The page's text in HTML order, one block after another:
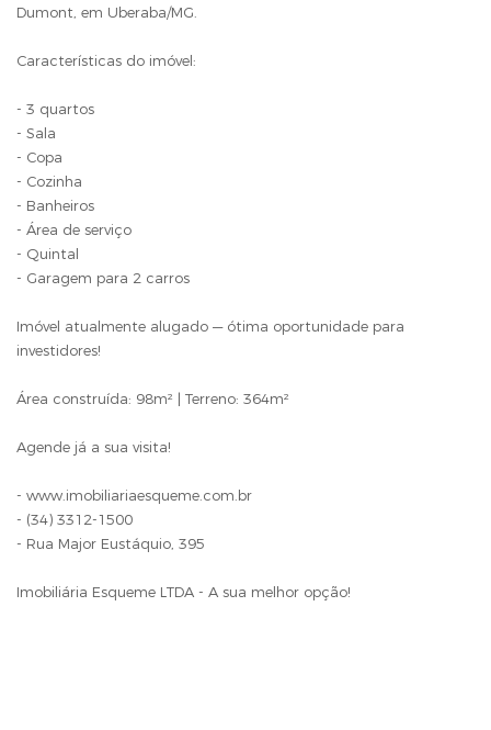
Dumont, em Uberaba/MG.
Características do imóvel:
- 3 quartos
- Sala
- Copa
- Cozinha
- Banheiros
- Área de serviço
- Quintal
- Garagem para 2 carros
Imóvel atualmente alugado — ótima oportunidade para
investidores!
Área construída: 98m² | Terreno: 364m²
Agende já a sua visita!
- www.imobiliariaesqueme.com.br
- (34) 3312-1500
- Rua Major Eustáquio, 395
Imobiliária Esqueme LTDA - A sua melhor opção!